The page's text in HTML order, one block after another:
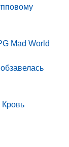
Mad World
Кровь